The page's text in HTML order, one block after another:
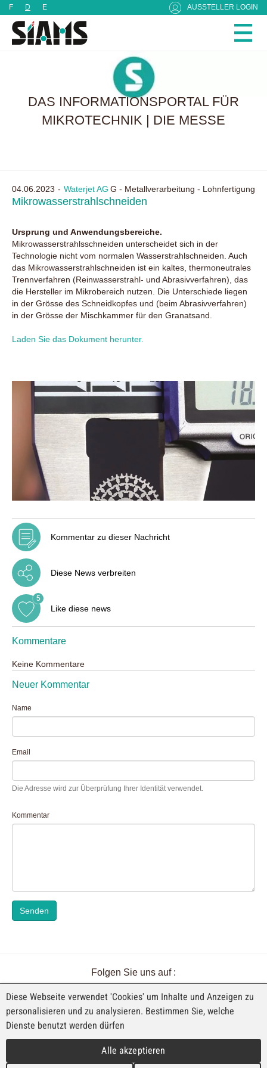
F D E AUSSTELLER LOGIN
DAS INFORMATIONSPORTAL FÜR
MIKROTECHNIK | DIE MESSE
04.06.2023 Waterjet AG G - Metallverarbeitung - Lohnfertigung
Mikrowasserstrahlschneiden
Ursprung und Anwendungsbereiche.
Mikrowasserstrahlsschneiden unterscheidet sich in der
Technologie nicht vom normalen Wasserstrahlschneiden. Auch
das Mikrowasserstrahlschneiden ist ein kaltes, thermoneutrales
Trennverfahren (Reinwasserstrahl- und Abrasivverfahren), das
die Hersteller im Mikrobereich nutzen. Die Unterschiede liegen
in der Grösse des Schneidkopfes und (beim Abrasivverfahren)
in der Grösse der Mischkammer für den Granatsand.
Laden Sie das Dokument herunter.
Kommentar zu dieser Nachricht
Diese News verbreiten
Like diese news
5
Kommentare
Keine Kommentare
Neuer Kommentar
Name
Email
Die Adresse wird zur Überprüfung Ihrer Identität verwendet.
Kommentar
Senden
Folgen Sie uns auf :
EINE AUSSTELLUNG VON FAJI SA
Rue Industrielle 98
CH-2740 Moutier
Cookie-Einstellungen
Diese Webseite verwendet 'Cookies' um Inhalte und Anzeigen zu
personalisieren und zu analysieren. Bestimmen Sie, welche
Dienste benutzt werden dürfen
Alle akzeptieren